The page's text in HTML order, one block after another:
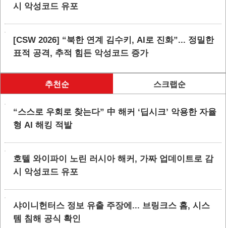
시 악성코드 유포
[CSW 2026] “북한 연계 김수키, AI로 진화”... 정밀한
표적 공격, 추적 힘든 악성코드 증가
추천순 스크랩순
“스스로 우회로 찾는다” 中 해커 ‘딥시크’ 악용한 자율
형 AI 해킹 적발
호텔 와이파이 노린 러시아 해커, 가짜 업데이트로 감
시 악성코드 유포
샤이니헌터스 정보 유출 주장에... 브링크스 홈, 시스
템 침해 공식 확인